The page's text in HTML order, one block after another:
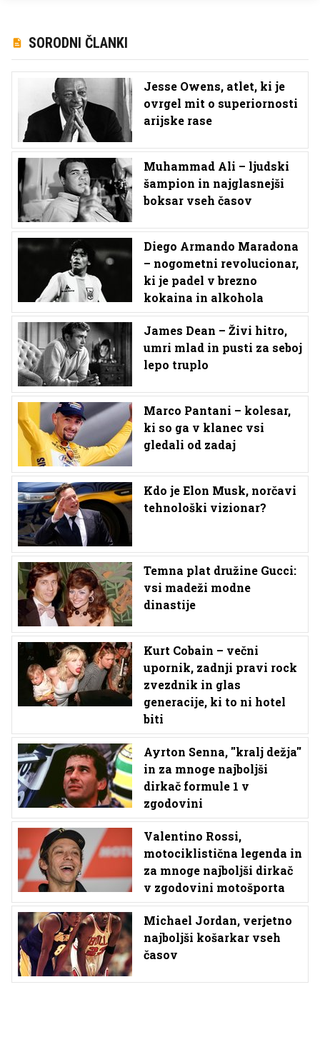
SORODNI ČLANKI
Jesse Owens, atlet, ki je
ovrgel mit o superiornosti
arijske rase
Muhammad Ali – ljudski
šampion in najglasnejši
boksar vseh časov
Diego Armando Maradona
– nogometni revolucionar,
ki je padel v brezno
kokaina in alkohola
James Dean – Živi hitro,
umri mlad in pusti za seboj
lepo truplo
Marco Pantani – kolesar,
ki so ga v klanec vsi
gledali od zadaj
Kdo je Elon Musk, norčavi
tehnološki vizionar?
Temna plat družine Gucci:
vsi madeži modne
dinastije
Kurt Cobain – večni
upornik, zadnji pravi rock
zvezdnik in glas
generacije, ki to ni hotel
biti
Ayrton Senna, ''kralj dežja''
in za mnoge najboljši
dirkač formule 1 v
zgodovini
Valentino Rossi,
motociklistična legenda in
za mnoge najboljši dirkač
v zgodovini motošporta
Michael Jordan, verjetno
najboljši košarkar vseh
časov